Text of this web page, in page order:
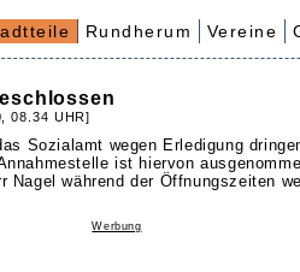
Rundherum Vereine
08.34 UHR]
Sozialamt wegen Erledigung
ist hiervon
Nagel während der Öffnungszeiten
Werbung